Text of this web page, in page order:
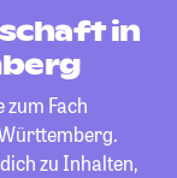
in
Fach
zu Inhalten,